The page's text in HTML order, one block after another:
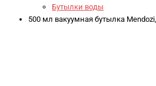
Бутылки воды
500 мл вакуумная бутылка